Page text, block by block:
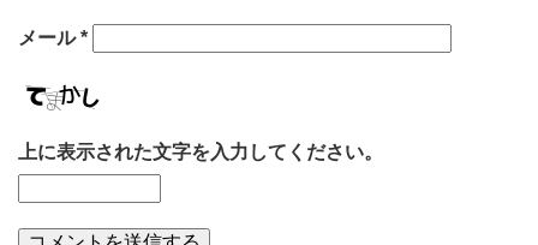
メール*
上に表示された文字を入力してください。